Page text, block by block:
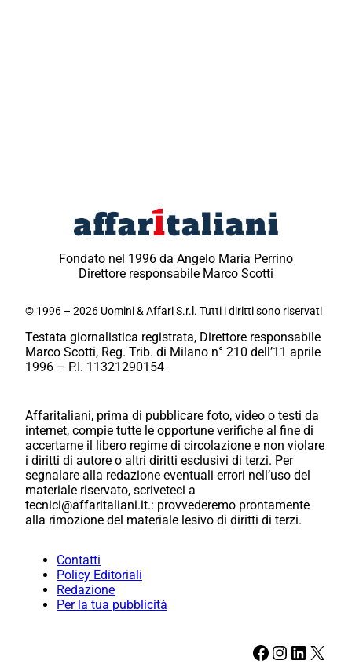
Fondato nel 1996 da Angelo Maria Perrino
Direttore responsabile Marco Scotti
© 1996 – 2026 Uomini & Affari S.r.l. Tutti i diritti sono riservati
Testata giornalistica registrata, Direttore responsabile
Marco Scotti, Reg. Trib. di Milano n° 210 dell’11 aprile
1996 – P.I. 11321290154
Affaritaliani, prima di pubblicare foto, video o testi da
internet, compie tutte le opportune verifiche al fine di
accertarne il libero regime di circolazione e non violare
i diritti di autore o altri diritti esclusivi di terzi. Per
segnalare alla redazione eventuali errori nell’uso del
materiale riservato, scriveteci a
tecnici@affaritaliani.it.: provvederemo prontamente
alla rimozione del materiale lesivo di diritti di terzi.
Contatti
Policy Editoriali
Redazione
Per la tua pubblicità
Facebook Instagram LinkedIn X